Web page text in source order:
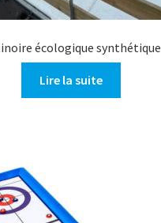
écologique synthétique
Lire la suite